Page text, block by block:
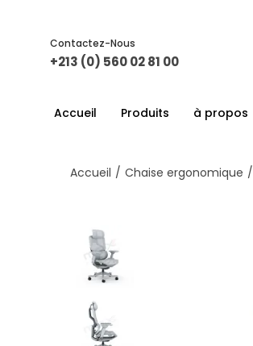
Contactez-Nous
+213 (0) 560 02 81 00
Accueil Produits à propos
Accueil / Chaise ergonomique /